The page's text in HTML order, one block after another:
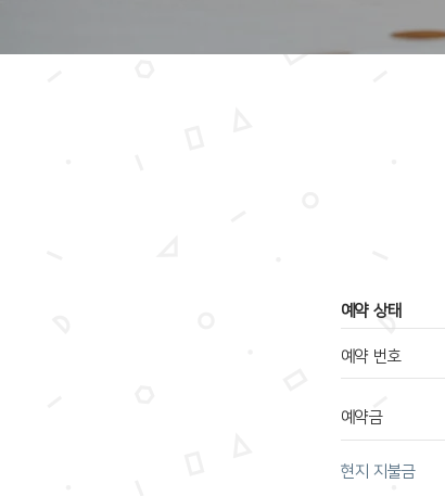
예약금
​예약 상태
​현지 지불금
예약 번호